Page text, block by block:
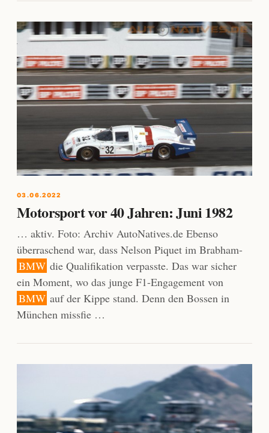
03.06.2022
Motorsport vor 40 Jahren: Juni 1982
… aktiv. Foto: Archiv AutoNatives.de Ebenso
überraschend war, dass Nelson Piquet im Brabham-
BMW die Qualifikation verpasste. Das war sicher
ein Moment, wo das junge F1-Engagement von
BMW auf der Kippe stand. Denn den Bossen in
München missfie …